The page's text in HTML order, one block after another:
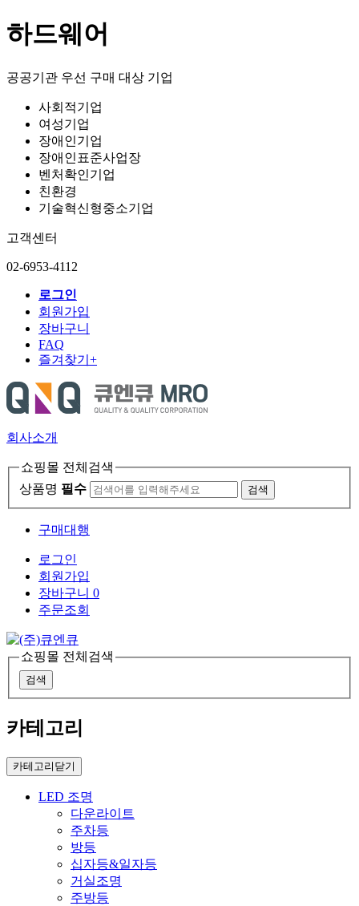
하드웨어
공공기관 우선 구매 대상 기업
사회적기업
여성기업
장애인기업
장애인표준사업장
벤처확인기업
친환경
기술혁신형중소기업
고객센터
02-6953-4112
로그인
회원가입
장바구니
FAQ
즐겨찾기+
회사소개
쇼핑몰 전체검색
상품명 필수 검색
구매대행
로그인
회원가입
장바구니 0
주문조회
쇼핑몰 전체검색
검색
카테고리
카테고리닫기
LED 조명
다운라이트
주차등
방등
십자등&일자등
거실조명
주방등